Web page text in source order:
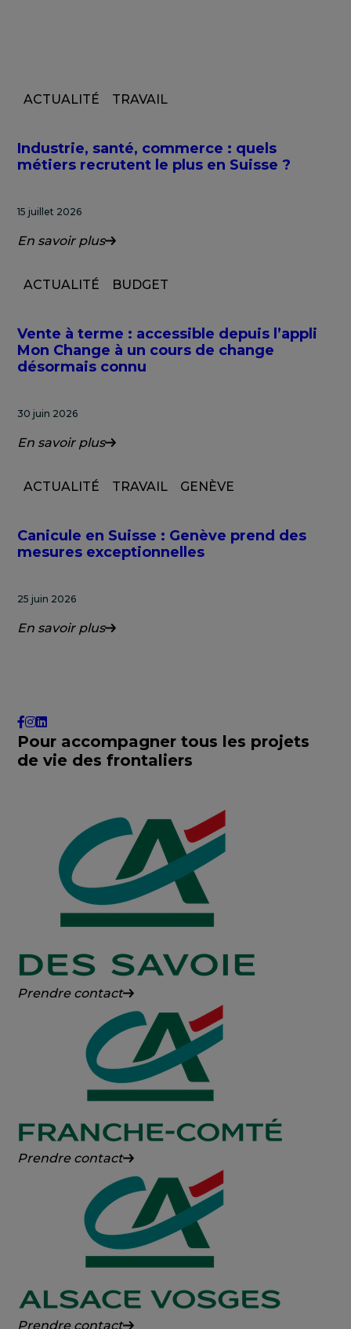
ACTUALITÉ TRAVAIL
Industrie, santé, commerce : quels
métiers recrutent le plus en Suisse ?
15 juillet 2026
En savoir plus
ACTUALITÉ BUDGET
Vente à terme : accessible depuis l’appli
Mon Change à un cours de change
désormais connu
30 juin 2026
En savoir plus
ACTUALITÉ TRAVAIL GENÈVE
Canicule en Suisse : Genève prend des
mesures exceptionnelles
25 juin 2026
En savoir plus
Pour accompagner tous les projets
de vie des frontaliers
Crédit
Prendre contact
Crédit
Prendre contact
Crédit
Prendre contact